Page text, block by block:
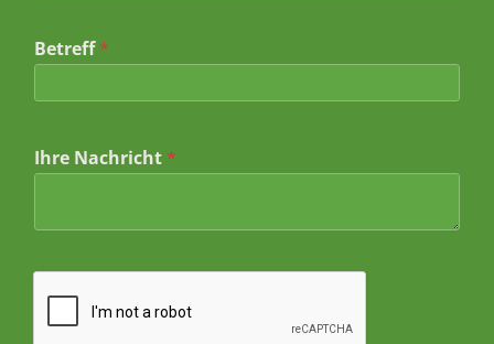
f
*
Betreff*
Ihre Nachricht *